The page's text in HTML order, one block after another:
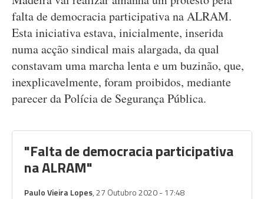
falta de democracia participativa na ALRAM.
Esta iniciativa estava, inicialmente, inserida
numa acção sindical mais alargada, da qual
constavam uma marcha lenta e um buzinão, que,
inexplicavelmente, foram proibidos, mediante
parecer da Polícia de Segurança Pública.
"Falta de democracia participativa
na ALRAM"
Paulo Vieira Lopes, 27 Outubro 2020 - 17:48